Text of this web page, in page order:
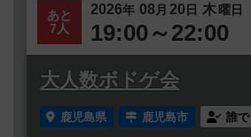
あと
7人
2026年 08 月 20日 木曜日
19:00～22:00
大人数ボドゲ会
鹿児島県 鹿児島市 誰